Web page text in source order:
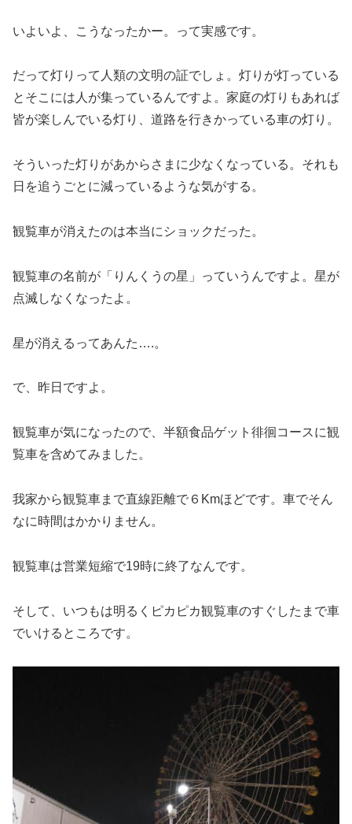
いよいよ、こうなったかー。って実感です。
だって灯りって人類の文明の証でしょ。灯りが灯っている
とそこには人が集っているんですよ。家庭の灯りもあれば
皆が楽しんでいる灯り、道路を行きかっている車の灯り。
そういった灯りがあからさまに少なくなっている。それも
日を追うごとに減っているような気がする。
観覧車が消えたのは本当にショックだった。
観覧車の名前が「りんくうの星」っていうんですよ。星が
点滅しなくなったよ。
星が消えるってあんた….。
で、昨日ですよ。
観覧車が気になったので、半額食品ゲット徘徊コースに観
覧車を含めてみました。
我家から観覧車まで直線距離で６Kmほどです。車でそん
なに時間はかかりません。
観覧車は営業短縮で19時に終了なんです。
そして、いつもは明るくピカピカ観覧車のすぐしたまで車
でいけるところです。